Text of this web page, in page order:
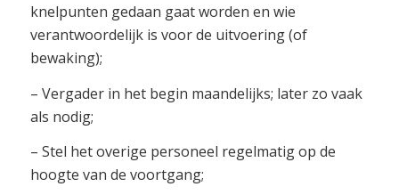
knelpunten gedaan gaat worden en wie
verantwoordelijk is voor de uitvoering (of
bewaking);
– Vergader in het begin maandelijks; later zo vaak
als nodig;
– Stel het overige personeel regelmatig op de
hoogte van de voortgang;